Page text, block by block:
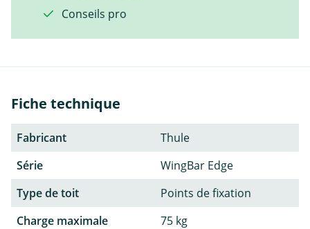
Conseils pro
Fiche technique
Fabricant
Thule
Série
WingBar Edge
Type de toit
Points de fixation
Charge maximale
75 kg